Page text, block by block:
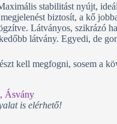
stabilitást nyújt,
biztosít, a kő
Látványos, szikrázó
látvány. Egyedi, de
kell megfogni, sosem a
is elérhető!